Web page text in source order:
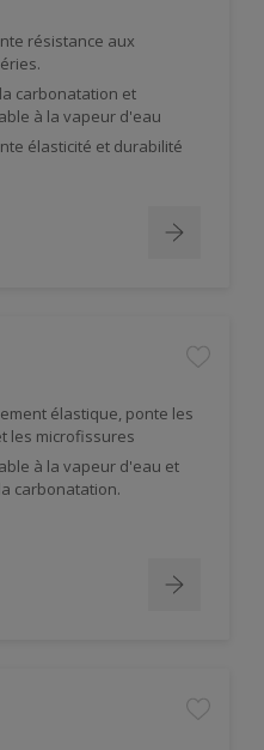
résistance aux
carbonatation et
à la vapeur d'eau
élasticité et durabilité
élastique, ponte les
les microfissures
à la vapeur d'eau et
carbonatation.